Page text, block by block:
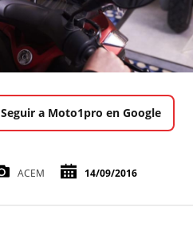
Seguir a Moto1pro en Google
ACEM 14/09/2016